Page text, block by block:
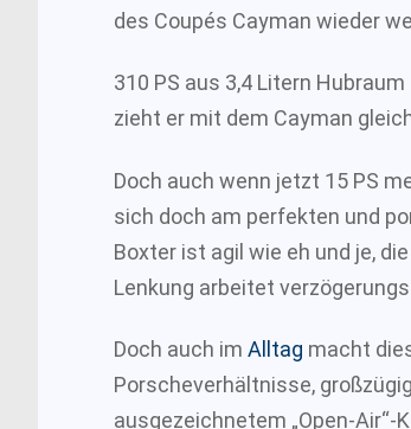
des Coupés Cayman wieder
310 PS aus 3,4 Litern
zieht er mit dem Cayman
Doch auch wenn jetzt 15 PS
sich doch am perfekten und
Boxter ist agil wie eh und je,
Lenkung arbeitet
Doch auch im Alltag macht
Porscheverhältnisse,
ausgezeichnetem „Open-